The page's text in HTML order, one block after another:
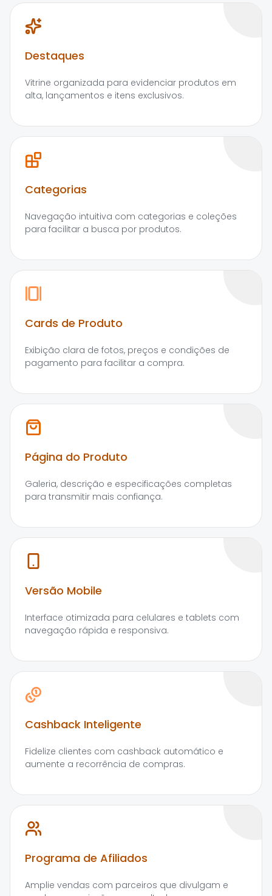
Destaques
Vitrine organizada para evidenciar produtos em
alta, lançamentos e itens exclusivos.
Categorias
Navegação intuitiva com categorias e coleções
para facilitar a busca por produtos.
Cards de Produto
Exibição clara de fotos, preços e condições de
pagamento para facilitar a compra.
Página do Produto
Galeria, descrição e especificações completas
para transmitir mais confiança.
Versão Mobile
Interface otimizada para celulares e tablets com
navegação rápida e responsiva.
Cashback Inteligente
Fidelize clientes com cashback automático e
aumente a recorrência de compras.
Programa de Afiliados
Amplie vendas com parceiros que divulgam e